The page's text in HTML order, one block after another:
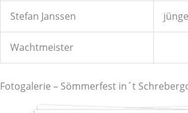
Stefan Janssen
Wachtmeister
Fotogalerie – Sömmerfest in´t